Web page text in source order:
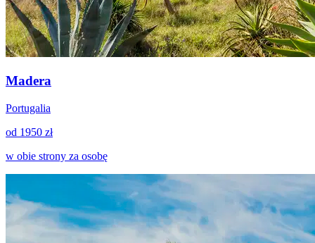
Madera
Portugalia
od 1950 zł
w obie strony za osobę